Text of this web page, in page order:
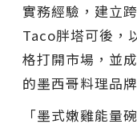
實務經驗，建立
Taco胖塔可後，
格打開市場，並
的墨西哥料理品牌
「墨式嫩雞能量